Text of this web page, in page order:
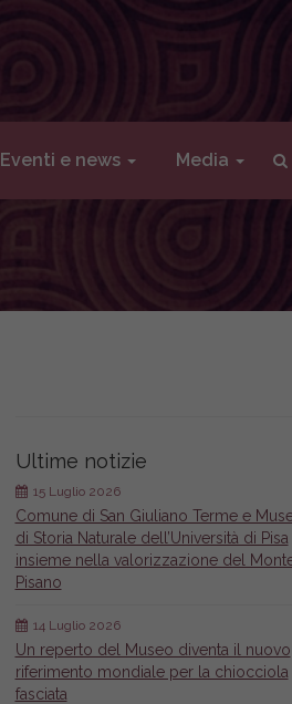
Eventi e news Media
Ultime notizie
Comune di San Giuliano Terme e
di Storia Naturale dell’Università di Pisa
insieme nella valorizzazione del
Pisano
15 Luglio 2026
Un reperto del Museo diventa il nuovo
riferimento mondiale per la chiocciola
fasciata
14 Luglio 2026